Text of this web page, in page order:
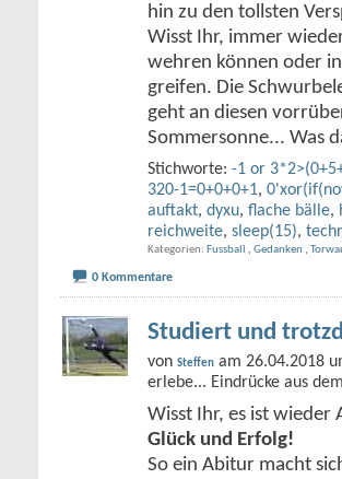
hin zu den tollsten
Wisst Ihr, immer
wehren können oder
greifen. Die
geht an diesen
Sommersonne... Was
Stichworte: -1 or
320-1=0+0+0+1,
auftakt, dyxu, flache bälle,
reichweite, sleep(15),
Kategorien Fussball , Gedanken ,
0 Kommentare
Studiert und
von Steffen am 26.04.2018
erlebe... Eindrücke aus
Wisst Ihr, es ist wieder
Glück und Erfolg!
So ein Abitur macht